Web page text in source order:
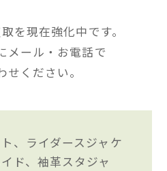
を現在強化中です。
メール・お電話で
せください。
、ライダースジャケ
ド、袖革スタジャ